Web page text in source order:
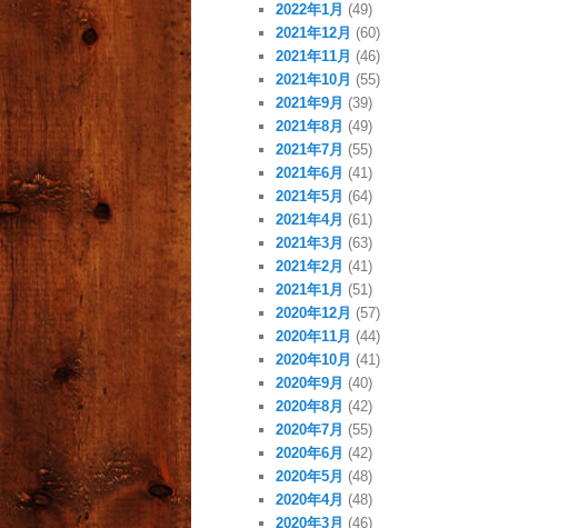
2022年1月 (49)
2021年12月 (60)
2021年11月 (46)
2021年10月 (55)
2021年9月 (39)
2021年8月 (49)
2021年7月 (55)
2021年6月 (41)
2021年5月 (64)
2021年4月 (61)
2021年3月 (63)
2021年2月 (41)
2021年1月 (51)
2020年12月 (57)
2020年11月 (44)
2020年10月 (41)
2020年9月 (40)
2020年8月 (42)
2020年7月 (55)
2020年6月 (42)
2020年5月 (48)
2020年4月 (48)
2020年3月 (46)